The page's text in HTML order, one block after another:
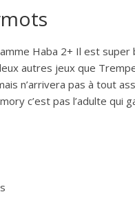
Haba 2+ Il est
autres jeux que
n’arrivera pas à tout
c’est pas l’adulte qui